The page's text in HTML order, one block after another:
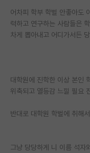
어차피 학부 학벌 안좋아도
력하고 연구하는 사람들은
차게 뽑아내고 어디가서든
대학원에 진학한 이상 본인
위축되고 열등감 느낄 필요
반대로 대학원 학벌에 취해
그냥 당당하게 니 이름 석자